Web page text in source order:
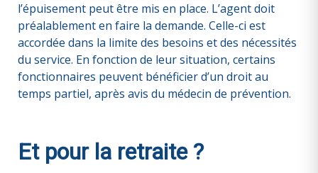
l’épuisement peut être mis en place. L’agent doit
préalablement en faire la demande. Celle-ci est
accordée dans la limite des besoins et des nécessités
du service. En fonction de leur situation, certains
fonctionnaires peuvent bénéficier d’un droit au
temps partiel, après avis du médecin de prévention.
Et pour la retraite ?